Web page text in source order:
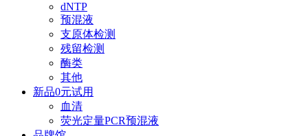
dNTP
预混液
支原体检测
残留检测
酶类
其他
新品0元试用
血清
荧光定量PCR预混液